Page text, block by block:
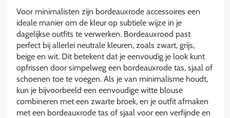
Voor minimalisten zijn bordeauxrode accessoires een
ideale manier om de kleur op subtiele wijze in je
dagelijkse outfits te verwerken. Bordeauxrood past
perfect bij allerlei neutrale kleuren, zoals zwart, grijs,
beige en wit. Dit betekent dat je eenvoudig je look kunt
opfrissen door simpelweg een bordeauxrode tas, sjaal of
schoenen toe te voegen. Als je van minimalisme houdt,
kun je bijvoorbeeld een eenvoudige witte blouse
combineren met een zwarte broek, en je outfit afmaken
met een bordeauxrode tas of sjaal voor een verfijnde en